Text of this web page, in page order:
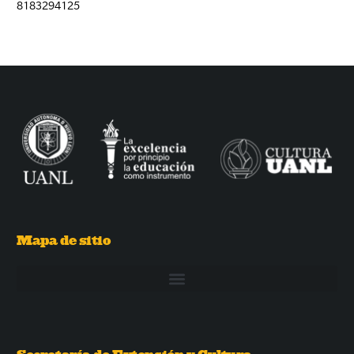
8183294125
Mapa de sitio